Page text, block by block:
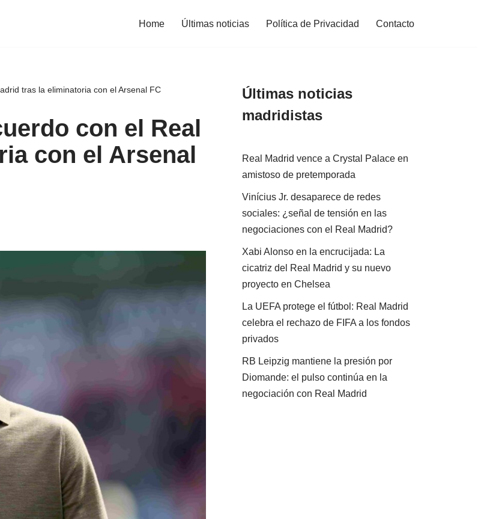
Home Últimas noticias Política de Privacidad Contacto
tras la eliminatoria con el Arsenal FC
con el Real
con el Arsenal
Últimas noticias
madridistas
Real Madrid vence a Crystal Palace en
amistoso de pretemporada
Vinícius Jr. desaparece de redes
sociales: ¿señal de tensión en las
negociaciones con el Real Madrid?
Xabi Alonso en la encrucijada: La
cicatriz del Real Madrid y su nuevo
proyecto en Chelsea
La UEFA protege el fútbol: Real Madrid
celebra el rechazo de FIFA a los fondos
privados
RB Leipzig mantiene la presión por
Diomande: el pulso continúa en la
negociación con Real Madrid